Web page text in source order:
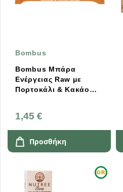
Bombus
Bombus Μπάρα
Ενέργειας Raw με
Πορτοκάλι & Κακάο
1,45 €
Προσθήκη